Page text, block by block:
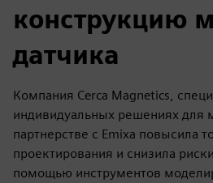
конструкцию
датчика
Компания Cerca Magnetics,
индивидуальных решениях для
партнерстве с Emixa повысила
проектирования и снизила
помощью инструментов